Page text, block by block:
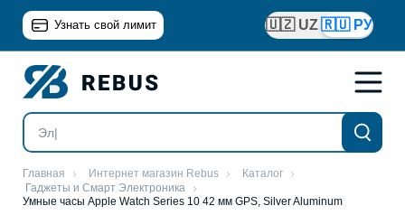
Узнать свой лимит 🇺🇿 UZ🇷🇺 РУ
Главная Интернет магазин Rebus
Каталог
Гаджеты и Смарт Электроника
Умные часы Apple Watch Series 10 42 мм GPS, Silver Aluminum